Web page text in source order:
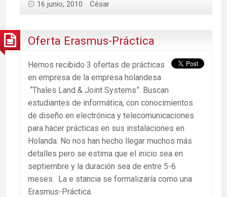
16 junio, 2010 César
Oferta Erasmus-Práctica
Hemos recibido 3 ofertas de prácticas
en empresa de la empresa holandesa
“Thales Land & Joint Systems”. Buscan
estudiantes de informática, con conocimientos
de diseño en electrónica y telecomunicaciones
para hacer prácticas en sus instalaciones en
Holanda. No nos han hecho llegar muchos más
detalles pero se estima que el inicio sea en
septiembre y la duración sea de entre 5-6
meses. La e stancia se formalizaría como una
Erasmus-Práctica.